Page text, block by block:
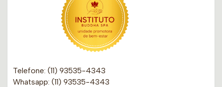
Telefone: (11) 93535-4343
Whatsapp: (11) 93535-4343